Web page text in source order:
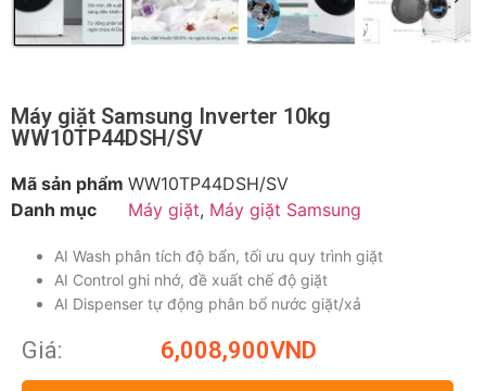
Máy giặt Samsung Inverter 10kg
WW10TP44DSH/SV
Mã sản phẩm WW10TP44DSH/SV
Danh mục
Máy giặt, Máy giặt Samsung
AI Wash phân tích độ bẩn, tối ưu quy trình giặt
AI Control ghi nhớ, đề xuất chế độ giặt
AI Dispenser tự động phân bổ nước giặt/xả
Giá: 6,008,900VND